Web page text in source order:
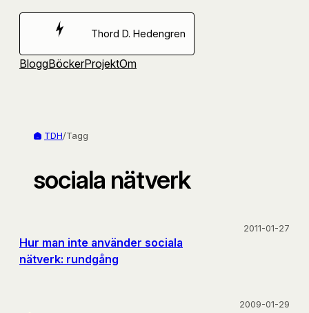
Hoppa
Thord D. Hedengren
BloggBöckerProjektOm
TDH/Tagg
sociala nätverk
Hur man inte använder sociala
nätverk: rundgång
2011-01-27
2009-01-29